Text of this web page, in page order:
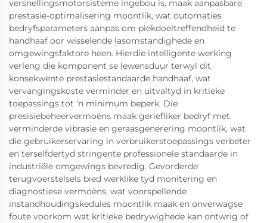
versnellingsmotorsisteme ingebou is, maak aanpasbare
prestasie-optimalisering moontlik, wat outomaties
bedryfsparameters aanpas om piekdoeltreffendheid te
handhaaf oor wisselende lasomstandighede en
omgewingsfaktore heen. Hierdie intelligente werking
verleng die komponent se lewensduur terwyl dit
konsekwente prestasiestandaarde handhaaf, wat
vervangingskoste verminder en uitvaltyd in kritieke
toepassings tot 'n minimum beperk. Die
presisiebeheervermoëns maak geriefliker bedryf met
verminderde vibrasie en geraasgenerering moontlik, wat
die gebruikerservaring in verbruikerstoepassings verbeter
en terselfdertyd stringente professionele standaarde in
industriële omgewings bevredig. Gevorderde
terugvoerstelsels bied werklike tyd monitering en
diagnostiese vermoëns, wat voorspellende
instandhoudingskedules moontlik maak en onverwagse
foute voorkom wat kritieke bedrywighede kan ontwrig of